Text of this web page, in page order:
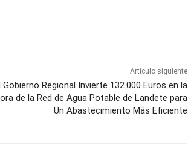
Artículo siguiente
Gobierno Regional Invierte 132.000 Euros en la
de la Red de Agua Potable de Landete para
Un Abastecimiento Más Eficiente